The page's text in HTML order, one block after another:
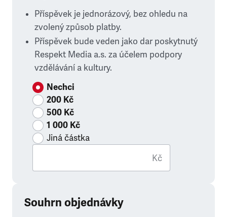
Příspěvek je jednorázový, bez ohledu na
zvolený způsob platby.
Příspěvek bude veden jako dar poskytnutý
Respekt Media a.s. za účelem podpory
vzdělávání a kultury.
Nechci
200 Kč
500 Kč
1 000 Kč
Jiná částka
Kč
Souhrn objednávky